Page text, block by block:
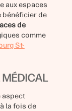
aux espaces
bénéficier de
de
comme
St-
MÉDICAL
aspect
la fois de